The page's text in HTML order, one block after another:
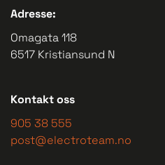
Adresse:
Omagata 118
6517 Kristiansund N
Kontakt oss
905 38 555
post@electroteam.no